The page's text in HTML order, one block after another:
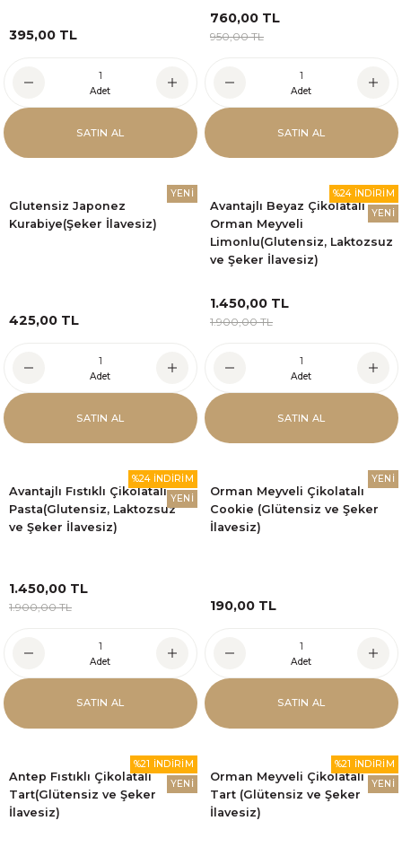
395,00 TL
Adet
SATIN AL
760,00 TL
950,00 TL
Adet
SATIN AL
YENİ
Glutensiz Japonez
Kurabiye(Şeker İlavesiz)
425,00 TL
Adet
SATIN AL
%24 İNDİRİM
YENİ
Avantajlı Beyaz Çikolatalı
Orman Meyveli
Limonlu(Glutensiz, Laktozsuz
ve Şeker İlavesiz)
1.450,00 TL
1.900,00 TL
Adet
SATIN AL
%24 İNDİRİM
YENİ
Avantajlı Fıstıklı Çikolatalı
Pasta(Glutensiz, Laktozsuz
ve Şeker İlavesiz)
1.450,00 TL
1.900,00 TL
Adet
SATIN AL
YENİ
Orman Meyveli Çikolatalı
Cookie (Glütensiz ve Şeker
İlavesiz)
190,00 TL
Adet
SATIN AL
%21 İNDİRİM
YENİ
Antep Fıstıklı Çikolatalı
Tart(Glütensiz ve Şeker
İlavesiz)
%21 İNDİRİM
YENİ
Orman Meyveli Çikolatalı
Tart (Glütensiz ve Şeker
İlavesiz)